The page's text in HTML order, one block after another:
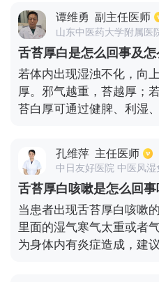
夏、肉桂、苍术、附子等
说明体内的脏器功能并未
的。这种人大多体格健壮
物，还喜爱烟酒。可能还
或者溏泄的症状。而且大
种情况一般需要改善饮食
如薏米、茯苓、苍术、陈
症状也是起到缓解的作用
情况下，是需要在医生的
来进行治疗，其次，饮食
刺激性食物，如果期间咳
化的方式来祛痰。
谭维勇 副主任医师
山东中医药大学附属医
舌苔厚白是怎么回事及
若体内出现湿浊不化，向
厚。邪气越重，苔越厚；
苔白厚可通过健脾、利湿
意饮食，减少肥甘厚腻、
入。另外，不能喝从冰箱
饮品。
孔维萍 主任医师
中日友好医院 中医风湿
舌苔厚白咳嗽是怎么回
当患者出现舌苔厚白咳嗽
里面的湿气寒气太重或者
为身体内有炎症造成，建